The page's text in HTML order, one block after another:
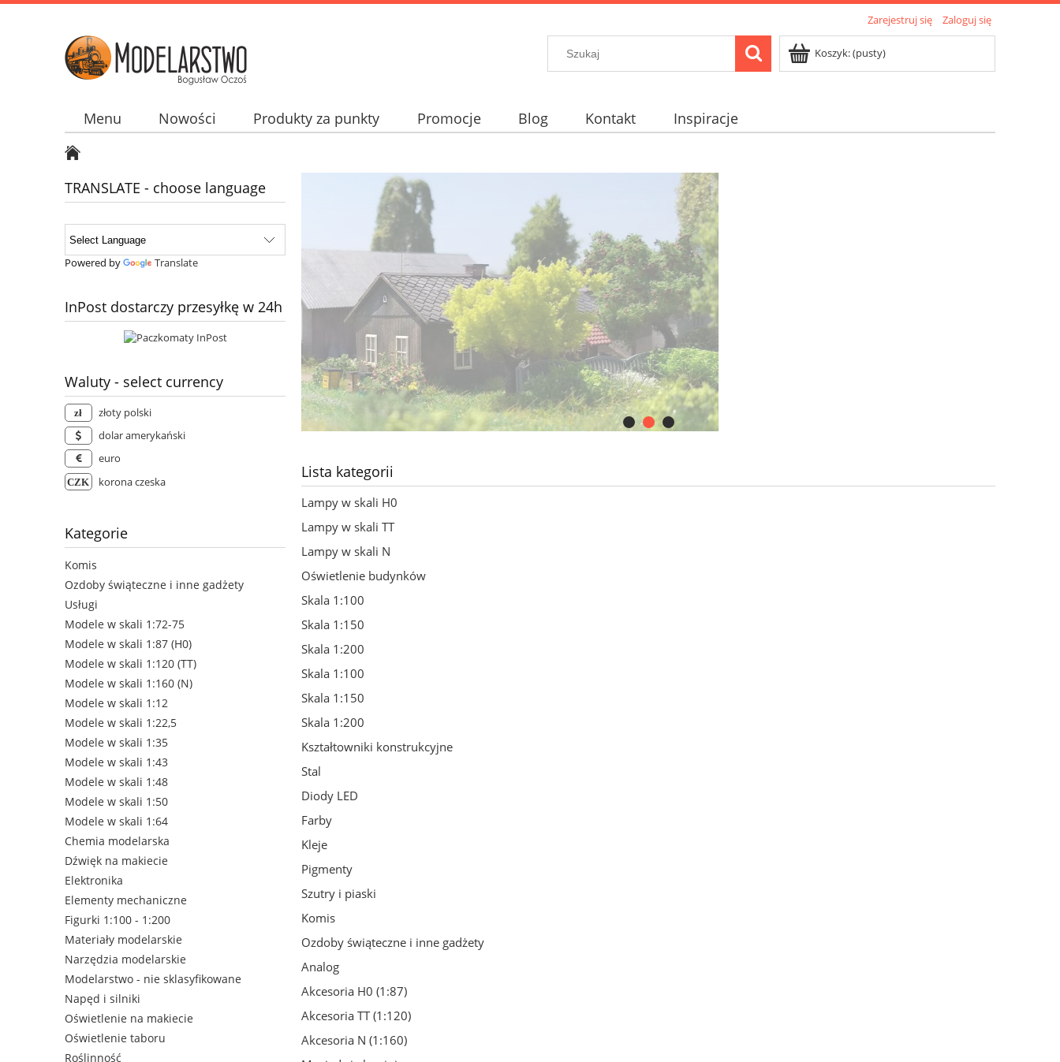
Zarejestruj się Zaloguj się
Koszyk:(pusty)
Menu Nowości Produkty za punkty Promocje Blog Kontakt
Inspiracje
TRANSLATE - choose language
Powered by Translate
InPost dostarczy przesyłkę w 24h
Waluty - select currency
złoty polski
dolar amerykański
euro
korona czeska
Kategorie
Komis
Ozdoby świąteczne i inne gadżety
Usługi
Modele w skali 1:72-75
Modele w skali 1:87 (H0)
Modele w skali 1:120 (TT)
Modele w skali 1:160 (N)
Modele w skali 1:12
Modele w skali 1:22,5
Modele w skali 1:35
Modele w skali 1:43
Modele w skali 1:48
Modele w skali 1:50
Modele w skali 1:64
Chemia modelarska
Dźwięk na makiecie
Elektronika
Elementy mechaniczne
Figurki 1:100 - 1:200
Materiały modelarskie
Narzędzia modelarskie
Modelarstwo - nie sklasyfikowane
Napęd i silniki
Oświetlenie na makiecie
Oświetlenie taboru
Roślinność
Lista kategorii
Lampy w skali H0
Lampy w skali TT
Lampy w skali N
Oświetlenie budynków
Skala 1:100
Skala 1:150
Skala 1:200
Skala 1:100
Skala 1:150
Skala 1:200
Kształtowniki konstrukcyjne
Stal
Diody LED
Farby
Kleje
Pigmenty
Szutry i piaski
Komis
Ozdoby świąteczne i inne gadżety
Analog
Akcesoria H0 (1:87)
Akcesoria TT (1:120)
Akcesoria N (1:160)